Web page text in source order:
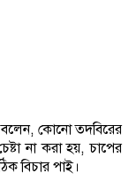
বলেন, কোনো তদবিরের
না করা হয়, চাপের
বিচার পাই।